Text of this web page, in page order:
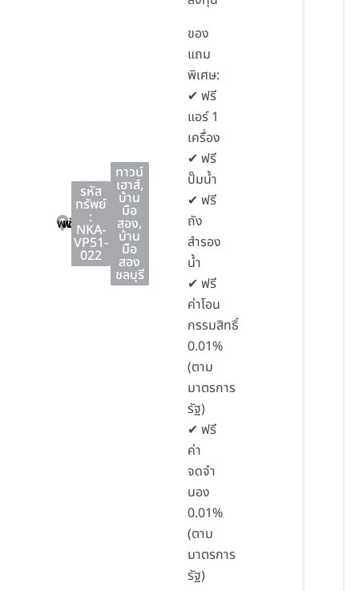
พนัสนิคม
พนัสนิคม
ชลบุรี
รหัส
ทรัพย์
:
NKA-
VP51-
022
ทาวน์
เฮาส์,
บ้าน
มือ
สอง,
บ้าน
มือ
สอง
ชลบุรี
ของ
แถม
พิเศษ:
✔ ฟรี
แอร์ 1
เครื่อง
✔ ฟรี
ปั๊มน้ำ
✔ ฟรี
ถัง
สำรอง
น้ำ
✔ ฟรี
ค่าโอน
กรรมสิทธิ์
0.01%
(ตาม
มาตรการ
รัฐ)
✔ ฟรี
ค่า
จดจำ
นอง
0.01%
(ตาม
มาตรการ
รัฐ)